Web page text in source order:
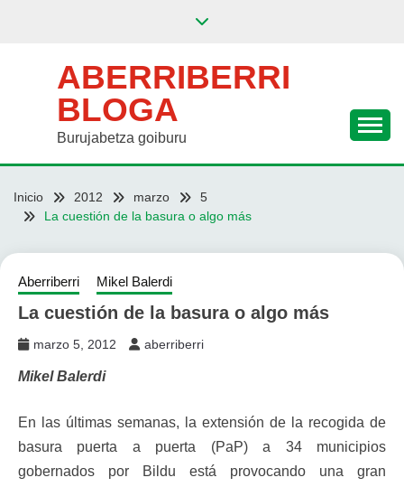
ABERRIBERRI
BLOGA
Burujabetza goiburu
Inicio 2012 marzo
5
La cuestión de la basura o algo más
Aberriberri Mikel Balerdi
La cuestión de la basura o algo más
marzo 5, 2012 aberriberri
Mikel Balerdi
En las últimas semanas, la extensión de la recogida de
basura puerta a puerta (PaP) a 34 municipios
gobernados por Bildu está provocando una gran